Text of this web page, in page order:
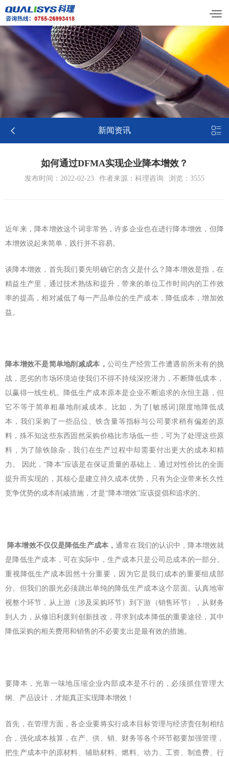
 新闻资讯 
如何通过DFMA实现企业降本增效？
发布时间：2022-02-23 作者来源：科理咨询 浏览：3555
近年来，降本增效这个词非常热，许多企业也在进行降本增效，但降
本增效说起来简单，践行并不容易。
谈降本增效，首先我们要先明确它的含义是什么？降本增效是指，在
精益生产里，通过技术熟练和提升，带来的单位工作时间内的工作效
率的提高，相对减低了每一产品单位的生产成本，降低成本，增加效
益。
降本增效不是简单地削减成本， 公司生产经营工作遭遇前所未有的挑
战，恶劣的市场环境迫使我们不得不持续深挖潜力，不断降低成本，
以赢得一线生机。降低生产成本原本是企业不断追求的永恒主题，但
它不等于简单粗暴地削减成本。比如，为了[敏感词]限度地降低成
本，我们采购了一些品位、铁含量等指标与公司要求稍有偏差的原
料，殊不知这些东西固然采购价格比市场低一些，可为了处理这些原
料，为了除铁除杂，我们在生产过程中却需要付出更大的成本和精
力。 因此，“降本”应该是在保证质量的基础上，通过对性价比的全面
提升而实现的，其核心是建立持久成本优势，只有为企业带来长久性
竞争优势的成本削减措施，才是“降本增效”应该提倡和追求的。
降本增效不仅仅是降低生产成本，通常在我们的认识中，降本增效就
是降低生产成本，可在实际中，生产成本只是公司总成本的一部分。
重视降低生产成本固然十分重要，因为它是我们成本的重要组成部
分。但我们的眼光必须跳出单纯的降低生产成本这个层面。认真地审
视整个环节，从上游（涉及采购环节）到下游（销售环节），从财务
到人力，从修旧利废到创新技改，寻求到成本降低的重要途径，其中
降低采购的相关费用和销售的不必要支出是最有效的措施。
要降本，光靠一味地压缩企业内部成本是不行的，必须抓住管理大
纲、产品设计，才能真正实现降本增效！
首先，在管理方面，各企业要将实行成本目标管理与经济责任制相结
合，强化成本核算，在产、供、销、财务等各个环节都要加强管理，
把生产成本中的原材料、辅助材料、燃料、动力、工资、制造费、行